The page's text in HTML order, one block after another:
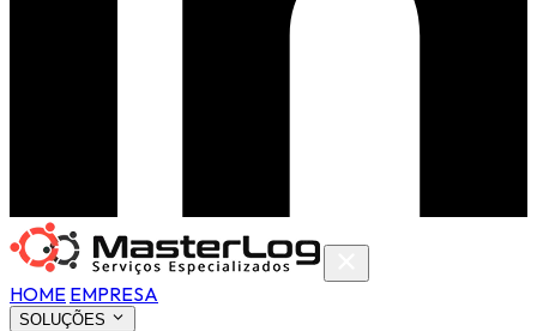
HOME EMPRESA
SOLUÇÕES